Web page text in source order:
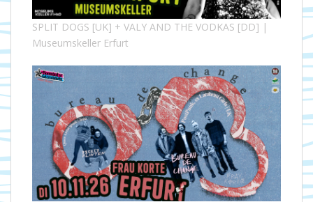
SPLIT DOGS [UK] + VALY AND THE VODKAS [DD] |
Museumskeller Erfurt